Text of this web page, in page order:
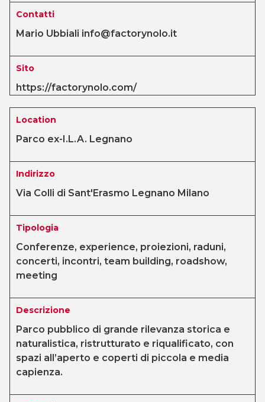
Contatti
Mario Ubbiali info@factorynolo.it
Sito
https://factorynolo.com/
Location
Parco ex-I.L.A. Legnano
Indirizzo
Via Colli di Sant'Erasmo Legnano Milano
Tipologia
Conferenze, experience, proiezioni, raduni,
concerti, incontri, team building, roadshow,
meeting
Descrizione
Parco pubblico di grande rilevanza storica e
naturalistica, ristrutturato e riqualificato, con
spazi all’aperto e coperti di piccola e media
capienza.